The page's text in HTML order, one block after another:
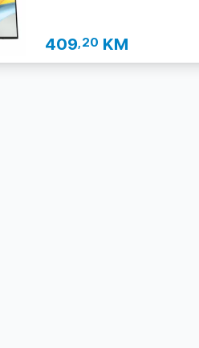
409,20 KM